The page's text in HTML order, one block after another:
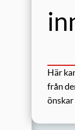
Här
från
önskar